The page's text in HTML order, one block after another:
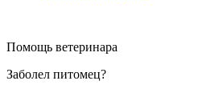
Помощь ветеринара
Заболел питомец?